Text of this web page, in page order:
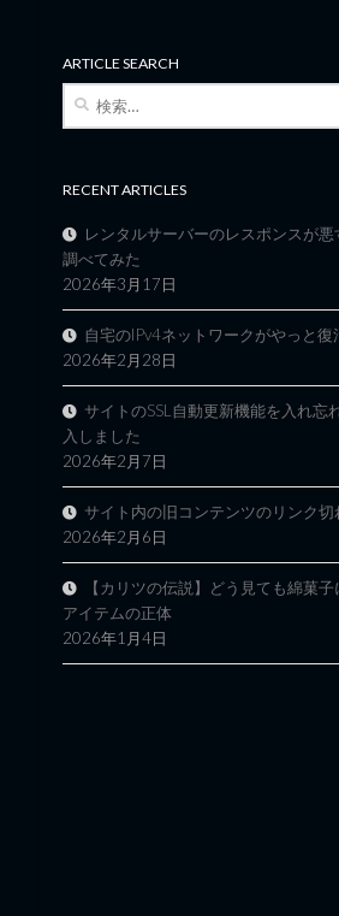
ARTICLE SEARCH
RECENT ARTICLES
レンタルサーバーのレスポンスが
調べてみた
2026年3月17日
自宅のIPv4ネットワークがやっと復
2026年2月28日
サイトのSSL自動更新機能を入れ忘
入しました
2026年2月7日
サイト内の旧コンテンツのリンク切
2026年2月6日
【カリツの伝説】どう見ても綿菓
アイテムの正体
2026年1月4日